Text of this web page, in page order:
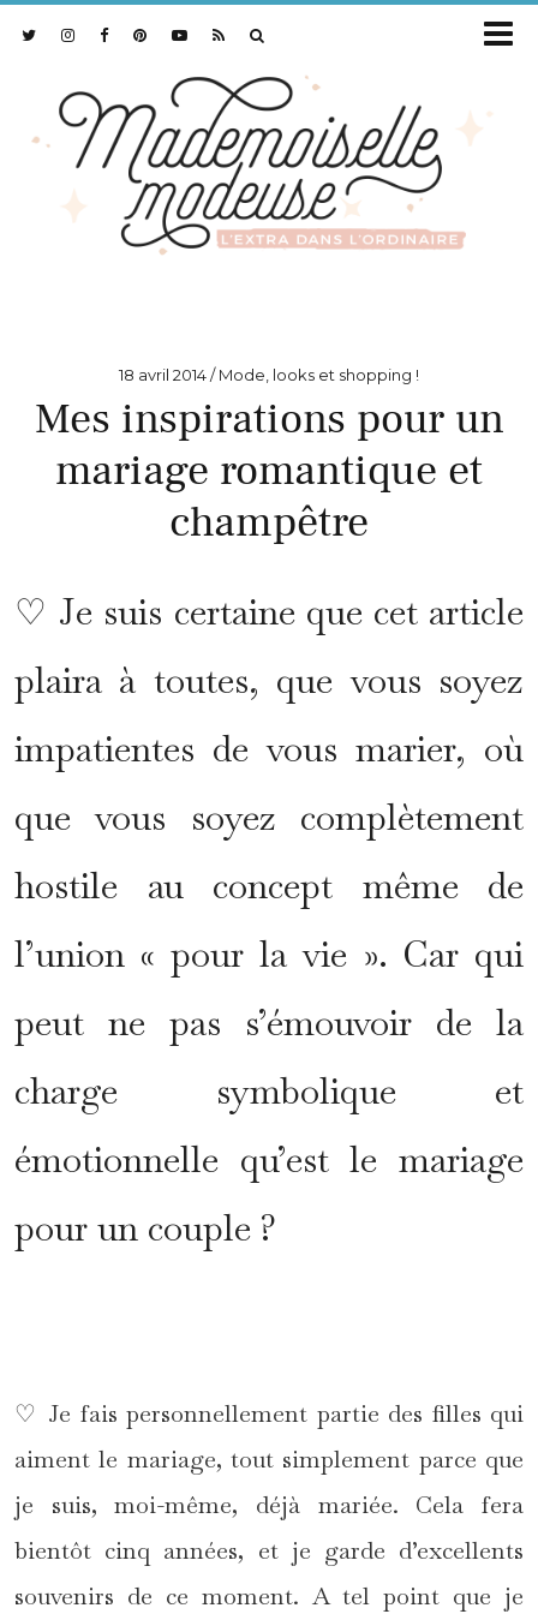
18 avril 2014 Mode, looks et shopping !
Mes inspirations pour un
mariage romantique et
champêtre
♡ Je suis certaine que cet article
plaira à toutes, que vous soyez
impatientes de vous marier, où
que vous soyez complètement
hostile au concept même de
l’union « pour la vie ». Car qui
peut ne pas s’émouvoir de la
charge symbolique et
émotionnelle qu’est le mariage
pour un couple ?
♡ Je fais personnellement partie des filles qui
aiment le mariage, tout simplement parce que
je suis, moi-même, déjà mariée. Cela fera
bientôt cinq années, et je garde d’excellents
souvenirs de ce moment. A tel point que je